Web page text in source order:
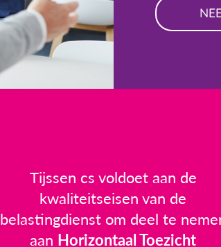
Tijssen cs voldoet aan de
kwaliteitseisen van de
belastingdienst om deel te
aan Horizontaal Toezicht